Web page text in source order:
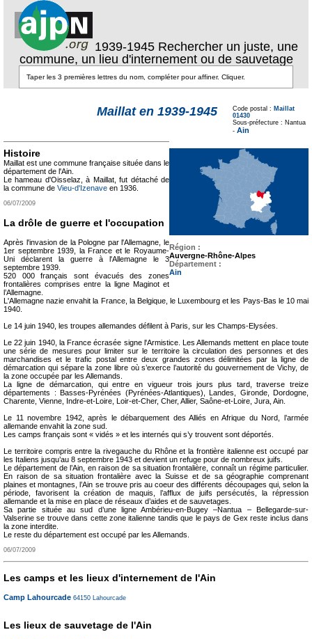
1939-1945 Rechercher un juste, une
commune, un lieu d'internement ou de sauvetage
Maillat en 1939-1945
Code postal : Maillat
01430
Sous-préfecture : Nantua
- Ain
Région :
Auvergne-Rhône-Alpes
Département :
Ain
Histoire
Maillat est une commune française située dans le
département de l'Ain.
Le hameau d'Oisselaz, à Maillat, fut détaché de
la commune de Vieu-d'Izenave en 1936.
06/07/2009
La drôle de guerre et l'occupation
Après l'invasion de la Pologne par l'Allemagne, le
1er septembre 1939, la France et le Royaume-
Uni déclarent la guerre à l'Allemagne le 3
septembre 1939.
520 000 français sont évacués des zones
frontalières comprises entre la ligne Maginot et
l’Allemagne.
L'Allemagne nazie envahit la France, la Belgique, le Luxembourg et les Pays-Bas le 10 mai
1940.
Le 14 juin 1940, les troupes allemandes défilent à Paris, sur les Champs-Elysées.
Le 22 juin 1940, la France écrasée signe l'Armistice. Les Allemands mettent en place toute
une série de mesures pour limiter sur le territoire la circulation des personnes et des
marchandises et le trafic postal entre deux grandes zones délimitées par la ligne de
démarcation qui sépare la zone libre où s’exerce l’autorité du gouvernement de Vichy, de
la zone occupée par les Allemands.
La ligne de démarcation, qui entre en vigueur trois jours plus tard, traverse treize
départements : Basses-Pyrénées (Pyrénées-Atlantiques), Landes, Gironde, Dordogne,
Charente, Vienne, Indre-et-Loire, Loir-et-Cher, Cher, Allier, Saône-et-Loire, Jura, Ain.
Le 11 novembre 1942, après le débarquement des Alliés en Afrique du Nord, l’armée
allemande envahit la zone sud.
Les camps français sont « vidés » et les internés qui s’y trouvent sont déportés.
Le territoire compris entre la rivegauche du Rhône et la frontière italienne est occupé par
les Italiens jusqu’au 8 septembre 1943 et devient un refuge pour de nombreux juifs.
Le département de l’Ain, en raison de sa situation frontalière, connaît un régime particulier.
En raison de sa situation frontalière avec la Suisse et de sa géographie comprenant
plaines et montagnes, l’Ain se trouve pris au coeur des différents découpages qui, selon la
période, favorisent la création de maquis, l’afflux de juifs persécutés, la répression
allemande et la mise en place de réseaux d’aides et de sauvetages.
Sa partie située au sud d’une ligne Ambérieu-en-Bugey –Nantua – Bellegarde-sur-
Valserine se trouve dans cette zone italienne tandis que le pays de Gex reste inclus dans
la zone interdite.
Le reste du département est occupé par les Allemands.
06/07/2009
Les camps et les lieux d'internement de l'Ain
Camp Lahourcade 64150 Lahourcade
Les lieux de sauvetage de l'Ain